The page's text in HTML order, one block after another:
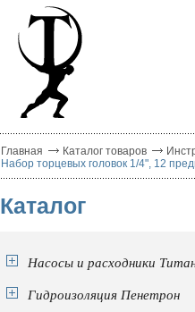
Главная Каталог товаров
Набор торцевых головок 1/4", 12
Каталог
Насосы и расходники
Гидроизоляция Пенетрон